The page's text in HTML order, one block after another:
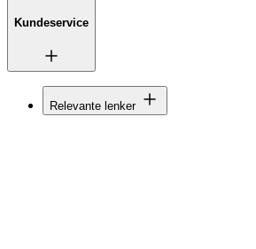
Kundeservice
Relevante lenker